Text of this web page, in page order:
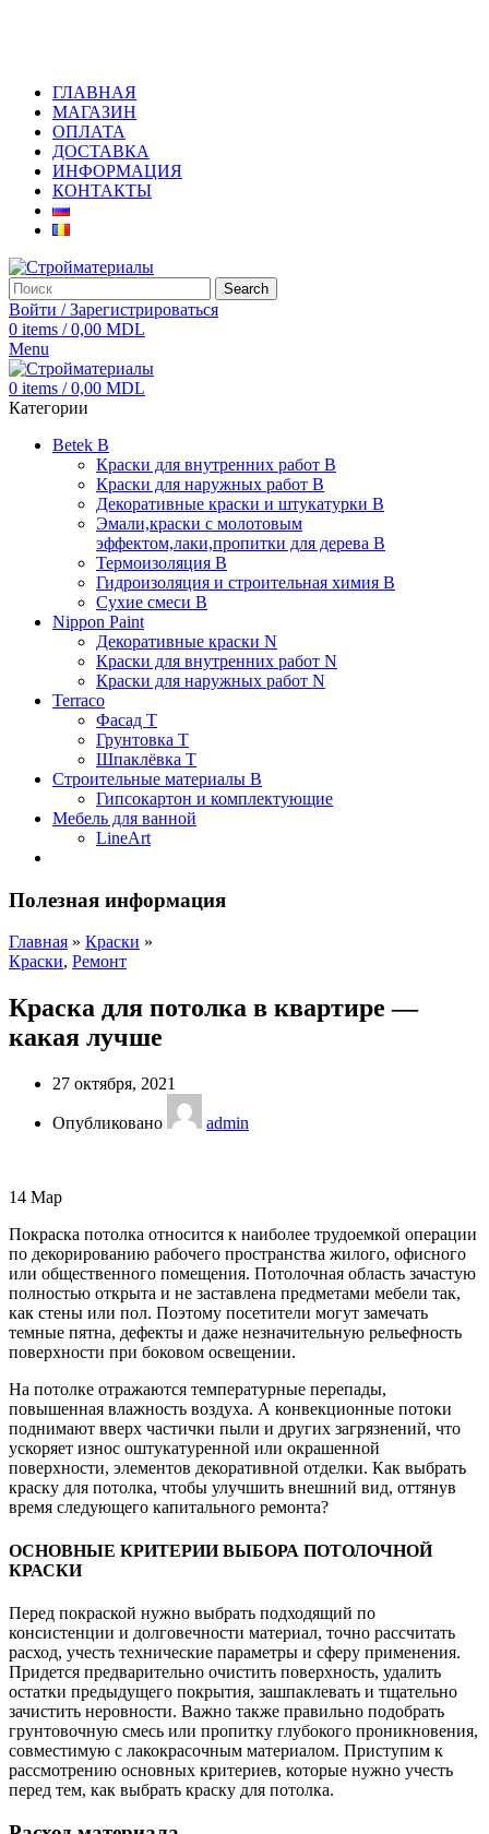
ГЛАВНАЯ
МАГАЗИН
ОПЛАТА
ДОСТАВКА
ИНФОРМАЦИЯ
КОНТАКТЫ
Search
Войти / Зарегистрироваться
0 items / 0,00 MDL
Menu
0 items / 0,00 MDL
Категории
Betek B
Краски для внутренних работ B
Краски для наружных работ B
Декоративные краски и штукатурки В
Эмали,краски с молотовым
эффектом,лаки,пропитки для дерева В
Термоизоляция В
Гидроизоляция и строительная химия В
Сухие смеси B
Nippon Paint
Декоративные краски N
Краски для внутренних работ N
Краски для наружных работ N
Terraco
Фасад Т
Грунтовка T
Шпаклёвка T
Строительные материалы В
Гипсокартон и комплектующие
Мебель для ванной
LineArt
Полезная информация
Главная » Краски »
Краски, Ремонт
Краска для потолка в квартире —
какая лучше
27 октября, 2021
Опубликовано admin
14 Мар
Покраска потолка относится к наиболее трудоемкой операции
по декорированию рабочего пространства жилого, офисного
или общественного помещения. Потолочная область зачастую
полностью открыта и не заставлена предметами мебели так,
как стены или пол. Поэтому посетители могут замечать
темные пятна, дефекты и даже незначительную рельефность
поверхности при боковом освещении.
На потолке отражаются температурные перепады,
повышенная влажность воздуха. А конвекционные потоки
поднимают вверх частички пыли и других загрязнений, что
ускоряет износ оштукатуренной или окрашенной
поверхности, элементов декоративной отделки. Как выбрать
краску для потолка, чтобы улучшить внешний вид, оттянув
время следующего капитального ремонта?
ОСНОВНЫЕ КРИТЕРИИ ВЫБОРА ПОТОЛОЧНОЙ
КРАСКИ
Перед покраской нужно выбрать подходящий по
консистенции и долговечности материал, точно рассчитать
расход, учесть технические параметры и сферу применения.
Придется предварительно очистить поверхность, удалить
остатки предыдущего покрытия, зашпаклевать и тщательно
зачистить неровности. Важно также правильно подобрать
грунтовочную смесь или пропитку глубокого проникновения,
совместимую с лакокрасочным материалом. Приступим к
рассмотрению основных критериев, которые нужно учесть
перед тем, как выбрать краску для потолка.